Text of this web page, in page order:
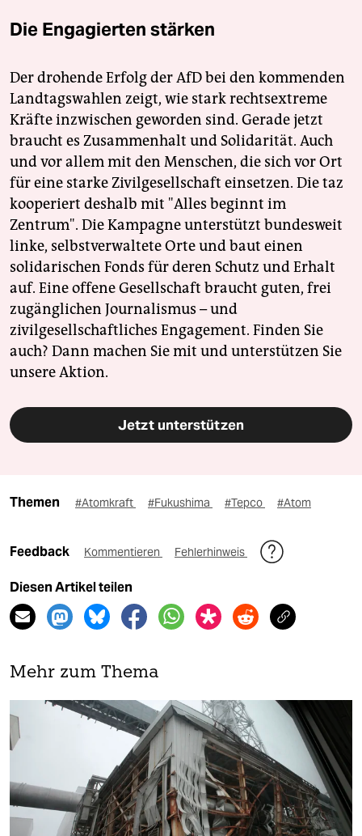
Die Engagierten stärken
Der drohende Erfolg der AfD bei den kommenden
Landtagswahlen zeigt, wie stark rechtsextreme
Kräfte inzwischen geworden sind. Gerade jetzt
braucht es Zusammenhalt und Solidarität. Auch
und vor allem mit den Menschen, die sich vor Ort
für eine starke Zivilgesellschaft einsetzen. Die taz
kooperiert deshalb mit "Alles beginnt im
Zentrum". Die Kampagne unterstützt bundesweit
linke, selbstverwaltete Orte und baut einen
solidarischen Fonds für deren Schutz und Erhalt
auf. Eine offene Gesellschaft braucht guten, frei
zugänglichen Journalismus – und
zivilgesellschaftliches Engagement. Finden Sie
auch? Dann machen Sie mit und unterstützen Sie
unsere Aktion.
Jetzt unterstützen
Themen #Atomkraft #Fukushima #Tepco #Atom
Feedback Kommentieren Fehlerhinweis
Diesen Artikel teilen
Mehr zum Thema